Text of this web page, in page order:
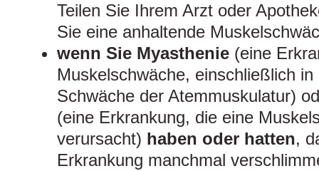
Teilen Sie Ihrem Arzt oder
Sie eine anhaltende
wenn Sie Myasthenie (eine
Muskelschwäche, einschließlich
Schwäche der Atemmuskulatur)
(eine Erkrankung, die eine
verursacht) haben oder hatten,
Erkrankung manchmal